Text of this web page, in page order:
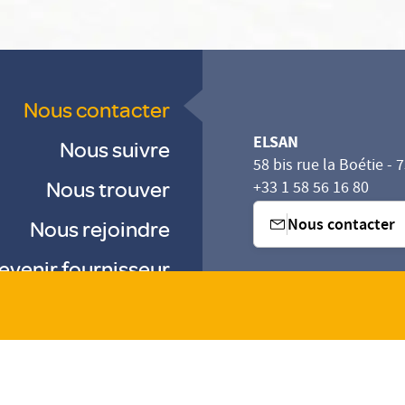
paramètres de confidentialité, en garantissant la
Nous contacter
Nous suivre
Nous trouver
Nous rejoindre
fournisseur
ELSAN
58 bis rue la Boétie -
+33 1 58 56 16 80
Nous contacter